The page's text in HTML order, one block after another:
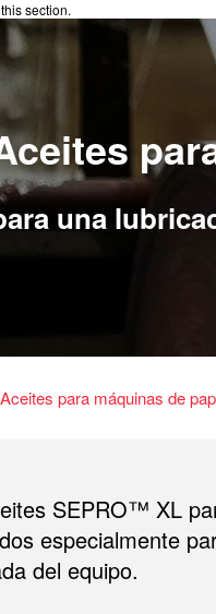
section.
una
Aceites para máquinas de
SEPRO™ XL
especialmente
del equipo.